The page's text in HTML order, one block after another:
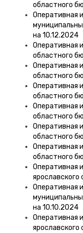
областного
Оперативная
на 10.12.2024
Оперативная
областного
Оперативная
областного
Оперативная
областного
Оперативная
областного
Оперативная
областного
Оперативная
областного
Оперативная
Оперативная
на 10.10.2024
Оперативная